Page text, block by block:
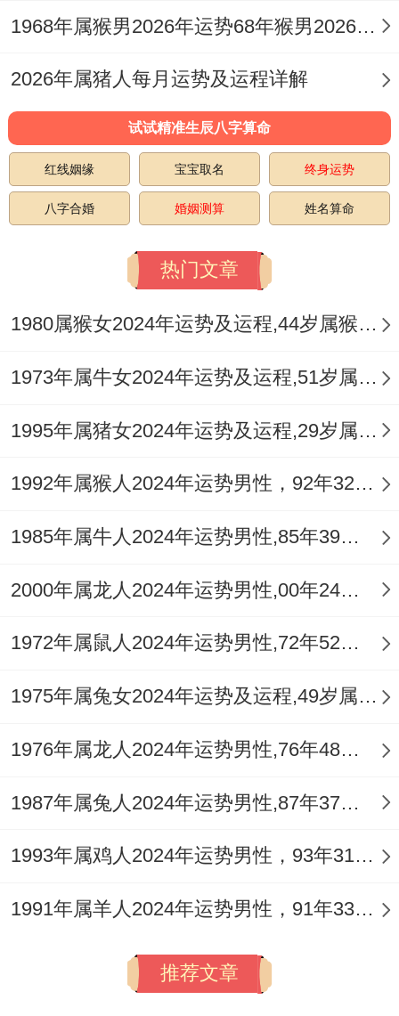
岁」冲击。主内部关系易生嫌隙，外部勾引
暗流涌动，天干丙火正财亦代表妻子，透出
而逢旺地，显示配偶可能在此年表现活跃或
有自立成就，需要给予更多尊重与关注，若
因忙碌而忽视沟通，易生隔阂。
丑午相害，如同最私密的夫妻宫被外来的
「官星」（代表压力、约束）同「桃花」灼
伤，需格外防范因工作应酬、旧友重逢引发
的含糊情愫，此等关系开端美好，终局多半
现的缘分多为露水情缘，或带有复杂目的，
详细发展阻力重重。
维系感情的关键在于增强家庭共同活动。坦
戴 祥安阁九艳利贵手链 ，借助其增进沟
需排查
害太岁之年往往伴随健康上的「暗疾」困
血液与眼睛，丑午相害形成「火土焦湿」，
需特别注意消化为你失调、饮食不当引发的
易有心悸、血压不稳或睡眠障碍，切忌熬夜
加，尤其是骨骼关节、慢性病的隐患，不可
1968年属猴男2026年运势68年猴男2026年每月运势 1968年属猴男的子女运
2026年属猪人每月运势及运程详解
试试精准生辰八字算命
红线姻缘 宝宝取名 终身运势
八字合婚 婚姻测算 姓名算命
热门文章
1980属猴女2024年运势及运程,44岁属猴人2024全年每月运势女性如何
1973年属牛女2024年运势及运程,51岁属牛人2024全年每月运势女性如何
1995年属猪女2024年运势及运程,29岁属猪人2024全年每月运势女性如何
1992年属猴人2024年运势男性，92年32岁属猴男2024年每月运程怎么样
1985年属牛人2024年运势男性,85年39岁属牛男2024年每月运程怎么样
2000年属龙人2024年运势男性,00年24岁属龙男2024年每月运程怎么样
1972年属鼠人2024年运势男性,72年52岁属鼠男2024年每月运程怎么样
1975年属兔女2024年运势及运程,49岁属兔人2024全年每月运势女性如何
1976年属龙人2024年运势男性,76年48岁属龙男2024年每月运程怎么样
1987年属兔人2024年运势男性,87年37岁属兔男2024年每月运程怎么样
1993年属鸡人2024年运势男性，93年31岁属鸡男2024年每月运程怎么样
1991年属羊人2024年运势男性，91年33岁属羊男2024年每月运程怎么样
推荐文章